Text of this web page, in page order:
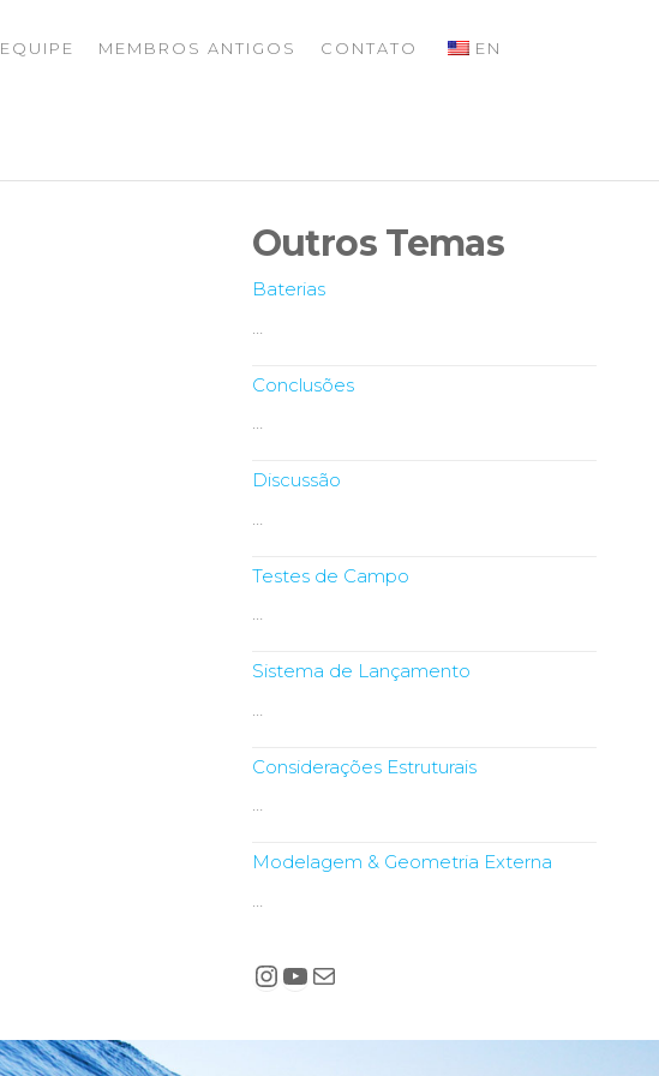
EQUIPE MEMBROS ANTIGOS CONTATO EN
Outros Temas
Baterias
Conclusões
…
Discussão
Testes de Campo
…
Sistema de Lançamento
Considerações Estruturais
…
Modelagem & Geometria Externa